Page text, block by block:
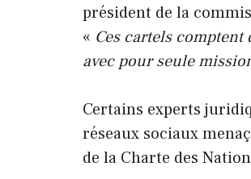
président de la
« Ces cartels
avec pour seule
Certains experts
réseaux sociaux
de la Charte des